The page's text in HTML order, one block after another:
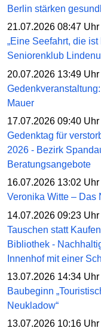
Berlin stärken
21.07.2026 08:47 Uhr
„Eine Seefahrt, die
Seniorenklub
20.07.2026 13:49 Uhr
Mauer
17.07.2026 09:40 Uhr
Gedenktag für
2026 - Bezirk
Beratungsangebote
16.07.2026 13:02 Uhr
Veronika Witte – Das
14.07.2026 09:23 Uhr
Tauschen statt
Bibliothek -
Innenhof mit einer
13.07.2026 14:34 Uhr
Baubeginn
Neukladow“
13.07.2026 10:16 Uhr